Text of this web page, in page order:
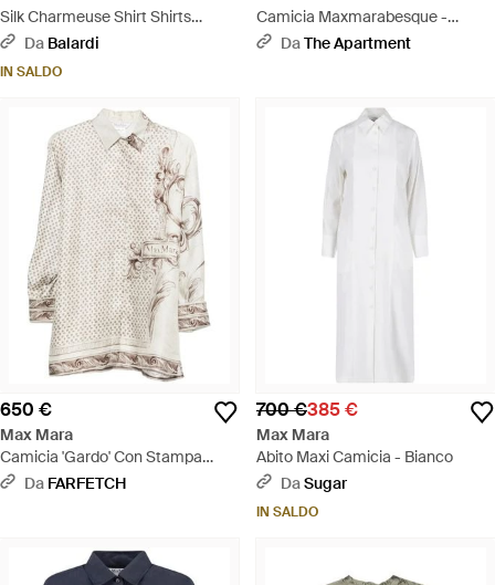
Silk Charmeuse Shirt Shirts
Rosso-Donna - Viola
Da Balardi
IN SALDO
Camicia Maxmarabesque -
Bianco
DaThe Apartment
650 €
Max Mara
Camicia 'Gardo' Con Stampa
Geometrica All-Over E Logo
Da FARFETCH
700 €385 €
Max Mara
Abito Maxi Camicia - Bianco
DaSugar
IN SALDO